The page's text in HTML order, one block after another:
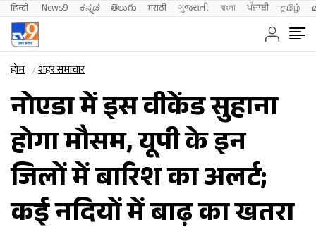
हिन्दी News9 ಕನ್ನಡ తెలుగు मराठी ગુજરાતી বাংলা ਪੰਜਾਬੀ தமிழ்
होम शहर समाचार
नोएडा में इस वीकेंड सुहाना
होगा मौसम, यूपी के इन
जिलों में बारिश का अलर्ट;
कई नदियों में बाढ़ का खतरा